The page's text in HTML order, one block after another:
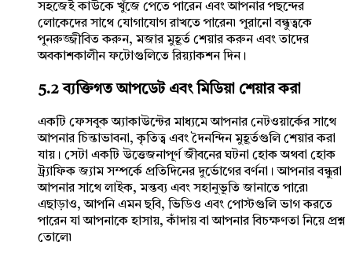
সহজেই কাউকে খুঁজে পেতে পারেন এবং আপনার পছন্দের
লোকেদের সাথে যোগাযোগ রাখতে পারেন৷ পুরানো বন্ধুত্বকে
পুনরুজ্জীবিত করুন, মজার মুহূর্ত শেয়ার করুন এবং তাদের
অবকাশকালীন ফটোগুলিতে রিয়্যাকশন দিন।
5.2 ব্যক্তিগত আপডেট এবং মিডিয়া শেয়ার করা
একটি ফেসবুক অ্যাকাউন্টের মাধ্যমে আপনার নেটওয়ার্কের সাথে
আপনার চিন্তাভাবনা, কৃতিত্ব এবং দৈনন্দিন মুহূর্তগুলি শেয়ার করা
যায়। সেটা একটি উত্তেজনাপূর্ণ জীবনের ঘটনা হোক অথবা হোক
ট্র্যাফিক জ্যাম সম্পর্কে প্রতিদিনের দুর্ভোগের বর্ণনা। আপনার বন্ধুরা
আপনার সাথে লাইক, মন্তব্য এবং সহানুভূতি জানাতে পারে৷
এছাড়াও, আপনি এমন ছবি, ভিডিও এবং পোস্টগুলি ভাগ করতে
পারেন যা আপনাকে হাসায়, কাঁদায় বা আপনার বিচক্ষণতা নিয়ে প্রশ্ন
তোলে৷